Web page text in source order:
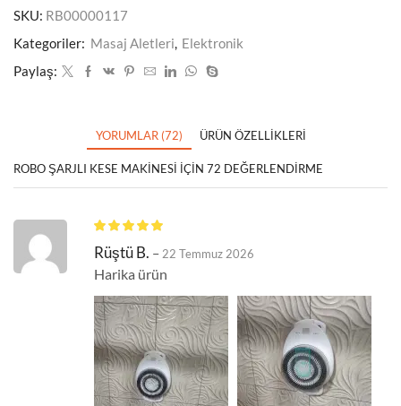
SKU: RB00000117
Kategoriler: Masaj Aletleri, Elektronik
Paylaş:
YORUMLAR (72) ÜRÜN ÖZELLIKLERI
ROBO ŞARJLI KESE MAKINESI IÇIN 72 DEĞERLENDIRME
Rüştü B. – 22 Temmuz 2026
Harika ürün